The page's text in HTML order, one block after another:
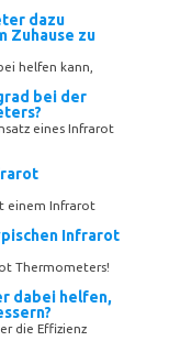
dazu
Zuhause zu
helfen kann,
bei der
eines Infrarot
einem Infrarot
Infrarot
Thermometers!
dabei helfen,
die Effizienz